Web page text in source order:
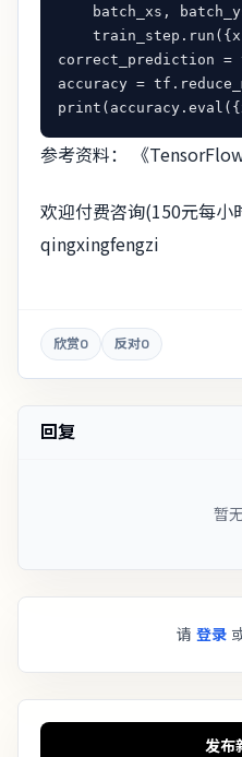
batch_xs,
correct_prediction
accuracy =
参考资料： 《
欢迎付费咨询(150元每小
qingxingfengzi
欣赏0 反对0
回复
暂
请 登录
发布